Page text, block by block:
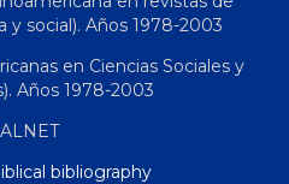
social). Años 1978-2003
en Ciencias Sociales y
Años 1978-2003
bibliography